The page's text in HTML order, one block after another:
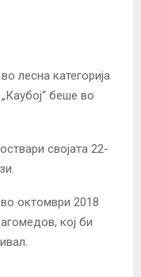
лесна категорија
беше во
својата 22-
октомври 2018
кој би